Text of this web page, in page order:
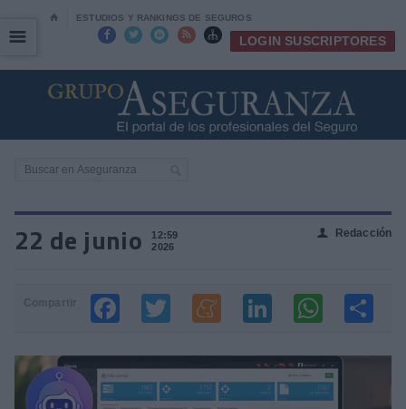
⌂ ESTUDIOS Y RANKINGS DE SEGUROS
     LOGIN SUSCRIPTORES
☰
☰
22 de junio
12:59
2026
👤 Redacción